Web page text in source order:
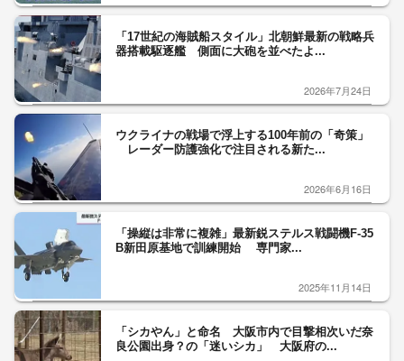
「17世紀の海賊船スタイル」北朝鮮最新の戦略兵
器搭載駆逐艦 側面に大砲を並べたよ...
2026年7月24日
ウクライナの戦場で浮上する100年前の「奇策」
レーダー防護強化で注目される新た...
2026年6月16日
「操縦は非常に複雑」最新鋭ステルス戦闘機F-35
B新田原基地で訓練開始 専門家...
2025年11月14日
「シカやん」と命名 大阪市内で目撃相次いだ奈
良公園出身？の「迷いシカ」 大阪府の...